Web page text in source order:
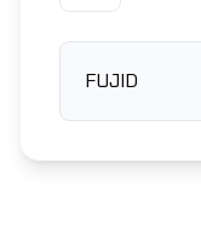
FUJID